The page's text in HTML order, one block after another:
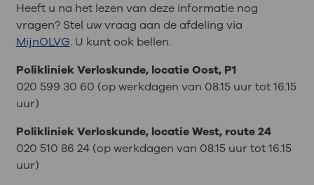
Heeft u na het lezen van deze informatie nog
vragen? Stel uw vraag aan de afdeling via
MijnOLVG. U kunt ook bellen.
Polikliniek Verloskunde, locatie Oost, P1
020 599 30 60 (op werkdagen van 08.15 uur tot 16.15
uur)
Polikliniek Verloskunde, locatie West, route 24
020 510 86 24 (op werkdagen van 08.15 uur tot 16.15
uur)